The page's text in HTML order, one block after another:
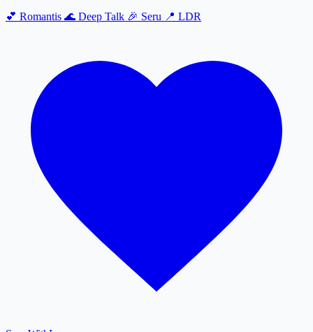
💕 Romantis 🌊 Deep Talk 🎉 Seru 📍 LDR